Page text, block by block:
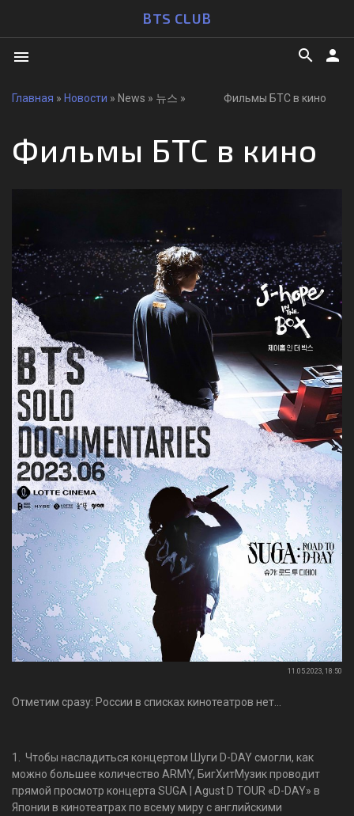
BTS CLUB
menu person
search
Главная » Новости » News » 뉴스 » Фильмы БТС в кино
Фильмы БТС в кино
11.05.2023, 18:50
Отметим сразу: России в списках кинотеатров нет...
1. Чтобы насладиться концертом Шуги D-DAY смогли, как
можно большее количество ARMY, БигХитМузик проводит
прямой просмотр концерта SUGA | Agust D TOUR «D-DAY» в
Японии в кинотеатрах по всему миру с английскими